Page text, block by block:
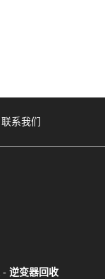
联系我们
- 逆变器回收